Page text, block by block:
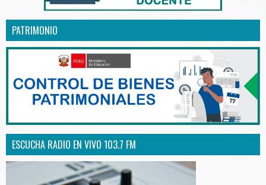
PATRIMONIO
ESCUCHA RADIO EN VIVO 103.7 FM